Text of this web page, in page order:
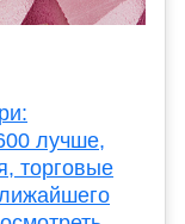
лучше,
торговые